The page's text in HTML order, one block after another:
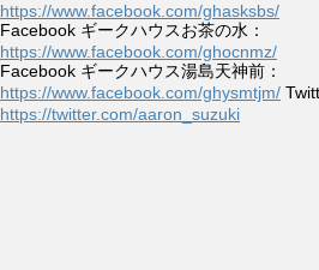
https://www.facebook.com/ghasksbs/
Facebook ギークハウスお茶の水：
https://www.facebook.com/ghocnmz/
Facebook ギークハウス湯島天神前：
https://www.facebook.com/ghysmtjm/
https://twitter.com/aaron_suzuki